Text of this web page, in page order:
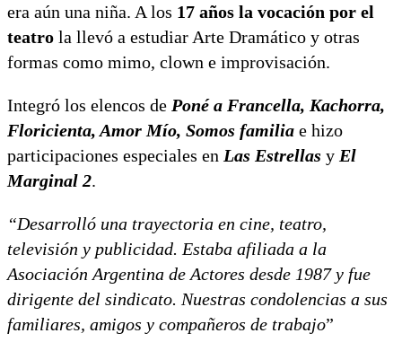
era aún una niña. A los 17 años la vocación por el
teatro la llevó a estudiar Arte Dramático y otras
formas como mimo, clown e improvisación.
Integró los elencos de Poné a Francella, Kachorra,
Floricienta, Amor Mío, Somos familia e hizo
participaciones especiales en Las Estrellas y El
Marginal 2.
“Desarrolló una trayectoria en cine, teatro,
televisión y publicidad. Estaba afiliada a la
Asociación Argentina de Actores desde 1987 y fue
dirigente del sindicato. Nuestras condolencias a sus
familiares, amigos y compañeros de trabajo”